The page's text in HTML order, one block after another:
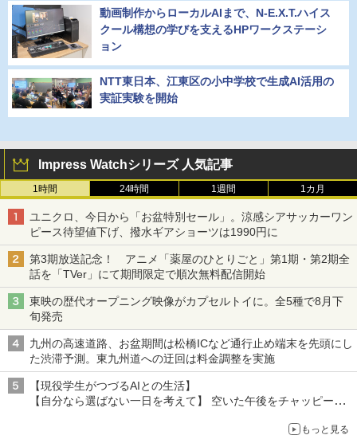
動画制作からローカルAIまで、N-E.X.T.ハイス
クール構想の学びを支えるHPワークステーシ
ョン
NTT東日本、江東区の小中学校で生成AI活用の
実証実験を開始
Impress Watchシリーズ 人気記事
1時間 24時間 1週間 1カ月
ユニクロ、今日から「お盆特別セール」。涼感シアサッカーワン
ピース待望値下げ、撥水ギアショーツは1990円に
第3期放送記念！ アニメ「薬屋のひとりごと」第1期・第2期全
話を「TVer」にて期間限定で順次無料配信開始
東映の歴代オープニング映像がカプセルトイに。全5種で8月下
旬発売
九州の高速道路、お盆期間は松橋ICなど通行止め端末を先頭にし
た渋滞予測。東九州道への迂回は料金調整を実施
【現役学生がつづるAIとの生活】
【自分なら選ばない一日を考えて】 空いた午後をチャッピーに
もっと見る